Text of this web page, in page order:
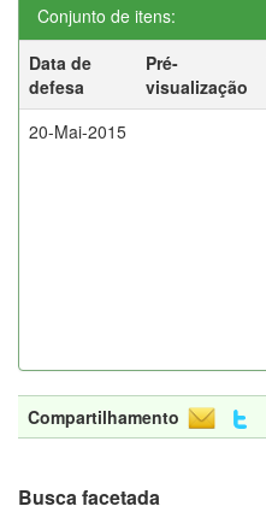
Conjunto de itens:
Data de
defesa
Pré-
visualização
20-Mai-2015
Compartilhamento
Busca facetada